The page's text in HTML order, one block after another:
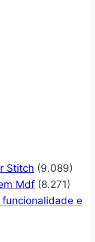
Stitch (9.089)
Mdf (8.271)
e